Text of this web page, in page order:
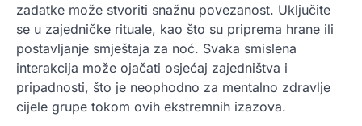
zadatke može stvoriti snažnu povezanost. Uključite
se u zajedničke rituale, kao što su priprema hrane ili
postavljanje smještaja za noć. Svaka smislena
interakcija može ojačati osjećaj zajedništva i
pripadnosti, što je neophodno za mentalno zdravlje
cijele grupe tokom ovih ekstremnih izazova.